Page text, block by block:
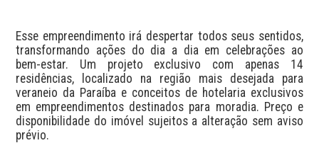
Esse empreendimento irá despertar todos seus sentidos,
transformando ações do dia a dia em celebrações ao
bem-estar. Um projeto exclusivo com apenas 14
residências, localizado na região mais desejada para
veraneio da Paraíba e conceitos de hotelaria exclusivos
em empreendimentos destinados para moradia. Preço e
disponibilidade do imóvel sujeitos a alteração sem aviso
prévio.